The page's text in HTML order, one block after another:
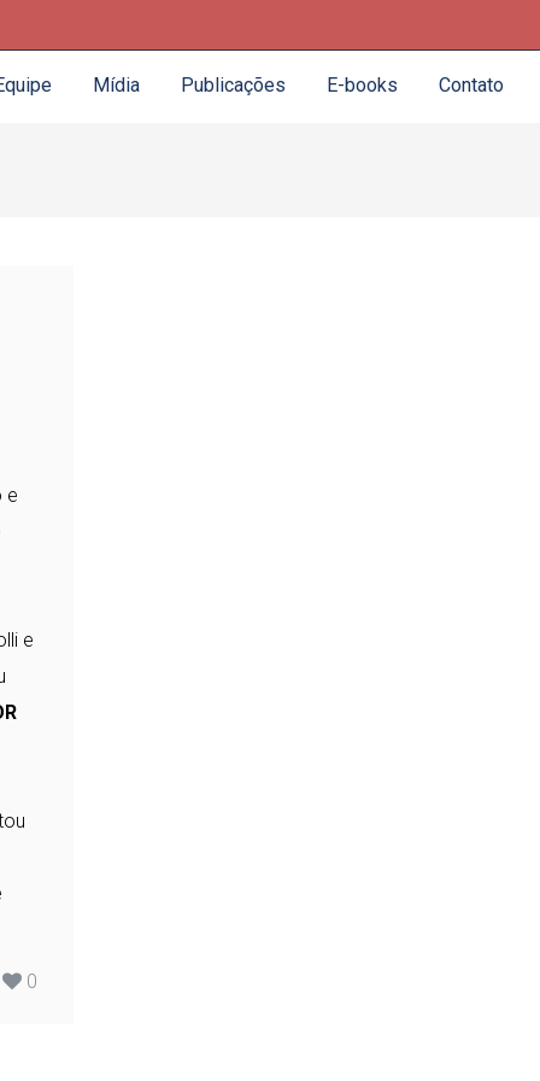
Mídia Publicações E-books Contato
e
e
0